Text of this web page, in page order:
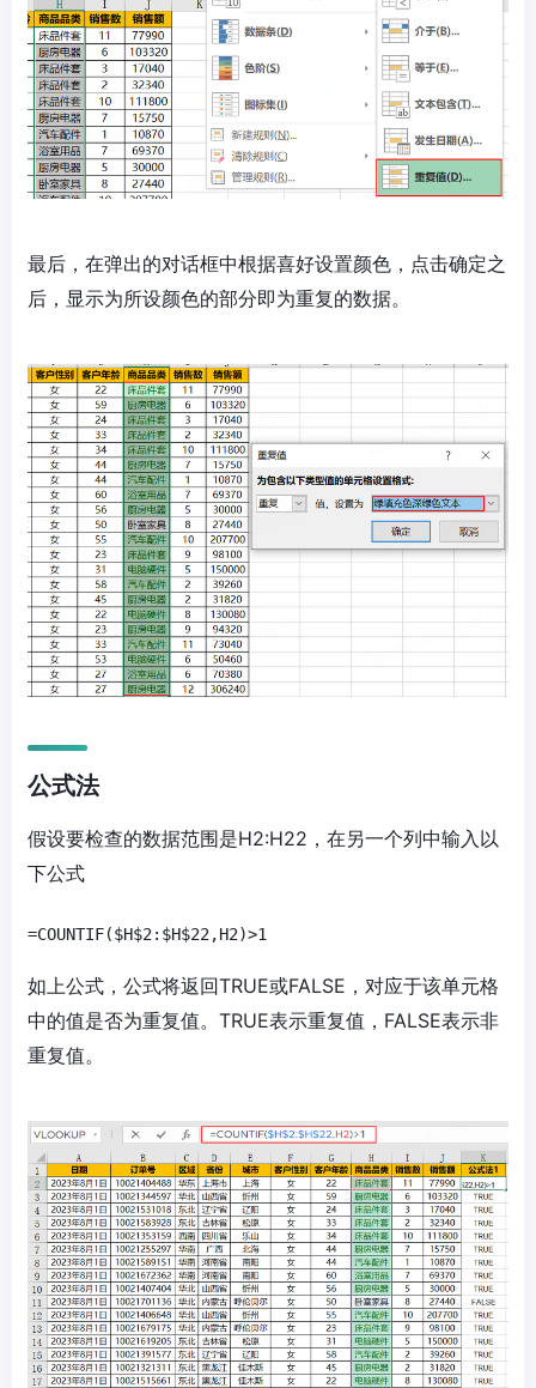
最后，在弹出的对话框中根据喜好设置颜色，点击确定之
后，显示为所设颜色的部分即为重复的数据。
公式法
假设要检查的数据范围是H2:H22，在另一个列中输入以
下公式
=COUNTIF($H$2:$H$22,H2)>1
如上公式，公式将返回TRUE或FALSE，对应于该单元格
中的值是否为重复值。TRUE表示重复值，FALSE表示非
重复值。